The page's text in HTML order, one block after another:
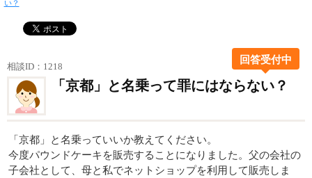
い？
相談ID：1218
回答受付中
「京都」と名乗って罪にはならない？
「京都」と名乗っていいか教えてください。
今度パウンドケーキを販売することになりました。父の会社の
子会社として、母と私でネットショップを利用して販売しま